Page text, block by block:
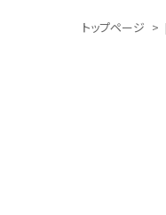
トップページ